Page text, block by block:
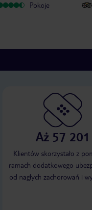
Pokoje
Aż 57 201
Klientów skorzystało z
ramach dodatkowego
od nagłych zachorowań i